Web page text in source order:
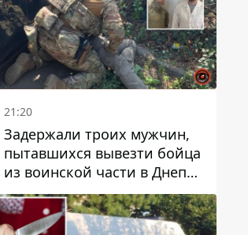
21:20
Задержали троих мужчин,
пытавшихся вывезти бойца
из воинской части в Днепр
за 7 тысяч долларов: среди
них был врач